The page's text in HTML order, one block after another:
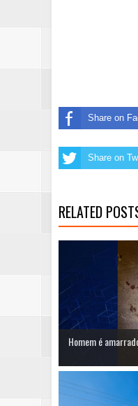
Share on
Share on
RELATED
Homem é